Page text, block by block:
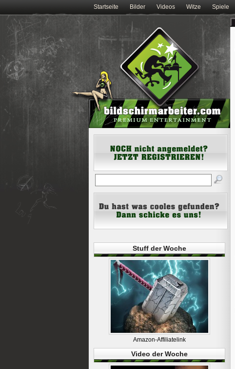
Startseite Bilder Videos Witze Spiele
Stuff der Woche
Amazon-Affiliatelink
Video der Woche